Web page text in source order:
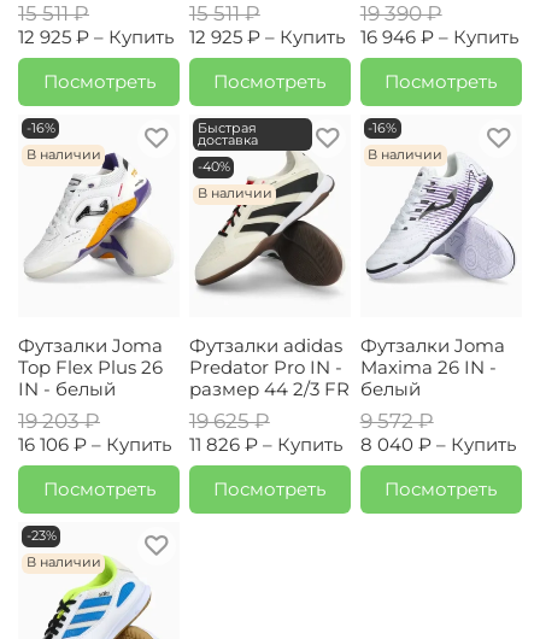
15 511 ₽
12 925 ₽ – Купить
Посмотреть
15 511 ₽
12 925 ₽ – Купить
Посмотреть
19 390 ₽
16 946 ₽ – Купить
Посмотреть
-16%
В наличии
Футзалки Joma
Top Flex Plus 26
IN - белый
19 203 ₽
16 106 ₽ – Купить
Посмотреть
Быстрая
доставка
-40%
В наличии
Футзалки adidas
Predator Pro IN -
размер 44 2/3 FR
19 625 ₽
11 826 ₽ – Купить
Посмотреть
-16%
В наличии
Футзалки Joma
Maxima 26 IN -
белый
9 572 ₽
8 040 ₽ – Купить
Посмотреть
-23%
В наличии